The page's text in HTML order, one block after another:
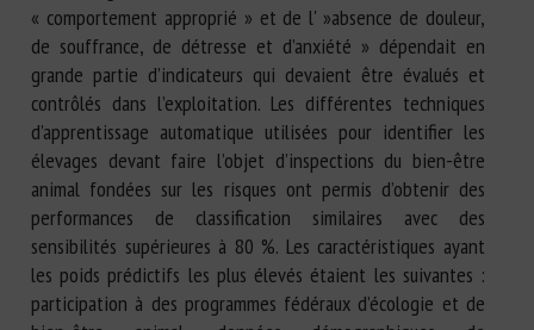
« comportement approprié » et de l' »absence de douleur,
de souffrance, de détresse et d’anxiété » dépendait en
grande partie d’indicateurs qui devaient être évalués et
contrôlés dans l’exploitation. Les différentes techniques
d’apprentissage automatique utilisées pour identifier les
élevages devant faire l’objet d’inspections du bien-être
animal fondées sur les risques ont permis d’obtenir des
performances de classification similaires avec des
sensibilités supérieures à 80 %. Les caractéristiques ayant
les poids prédictifs les plus élevés étaient les suivantes :
participation à des programmes fédéraux d’écologie et de